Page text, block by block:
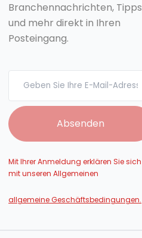
Branchennachrichten, Tipps
und mehr direkt in Ihren
Posteingang.
Absenden
Mit Ihrer Anmeldung erklären Sie sich
mit unseren Allgemeinen
allgemeine Geschäftsbedingungen.